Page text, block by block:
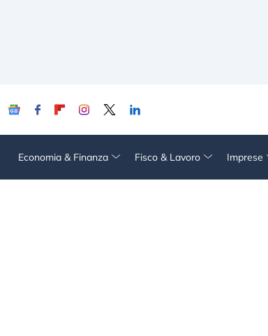
Economia & Finanza Fisco & Lavoro Imprese